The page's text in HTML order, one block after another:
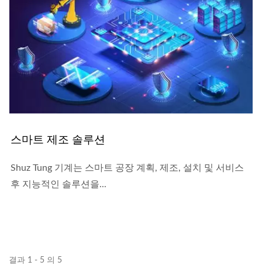
스마트 제조 솔루션
Shuz Tung 기계는 스마트 공장 계획, 제조, 설치 및 서비스
후 지능적인 솔루션을...
결과 1 - 5 의 5